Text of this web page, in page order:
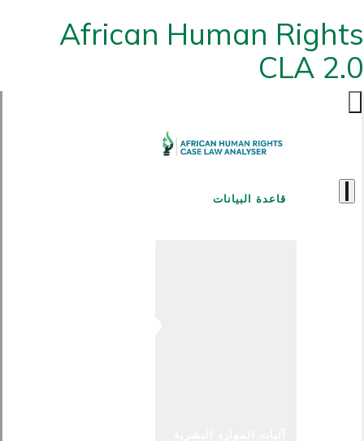
African Human Rights
CLA 2.0
قاعدة البيانات